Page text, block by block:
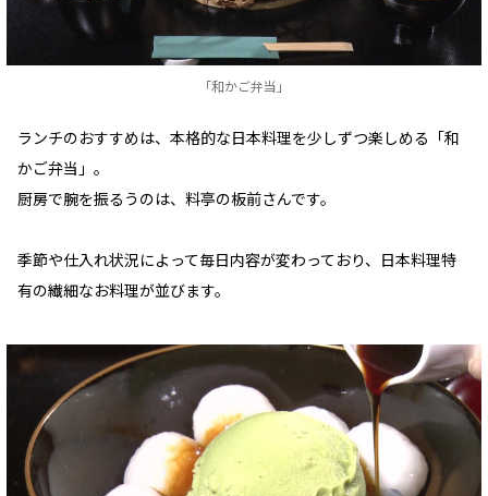
「和かご弁当」
ランチのおすすめは、本格的な日本料理を少しずつ楽しめる「和
かご弁当」。
厨房で腕を振るうのは、料亭の板前さんです。
季節や仕入れ状況によって毎日内容が変わっており、日本料理特
有の繊細なお料理が並びます。